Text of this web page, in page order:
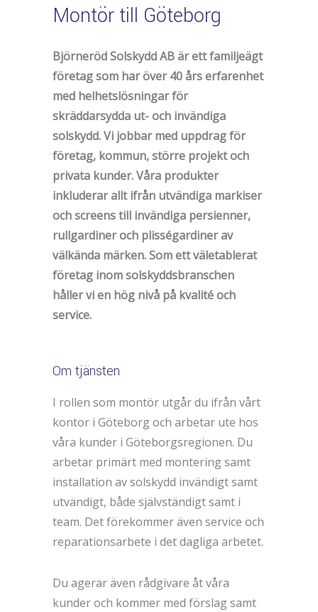
Montör till Göteborg
Björneröd Solskydd AB är ett familjeägt
företag som har över 40 års erfarenhet
med helhetslösningar för
skräddarsydda ut- och invändiga
solskydd. Vi jobbar med uppdrag för
företag, kommun, större projekt och
privata kunder. Våra produkter
inkluderar allt ifrån utvändiga markiser
och screens till invändiga persienner,
rullgardiner och plisségardiner av
välkända märken. Som ett väletablerat
företag inom solskyddsbranschen
håller vi en hög nivå på kvalité och
service.
Om tjänsten
I rollen som montör utgår du ifrån vårt
kontor i Göteborg och arbetar ute hos
våra kunder i Göteborgsregionen. Du
arbetar primärt med montering samt
installation av solskydd invändigt samt
utvändigt, både självständigt samt i
team. Det förekommer även service och
reparationsarbete i det dagliga arbetet.
Du agerar även rådgivare åt våra
kunder och kommer med förslag samt